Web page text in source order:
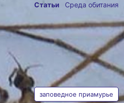
Статьи Среда обитания
ОПУБЛИКОВАНО
14 августа 2024 г., 12:10
ТЕГИ
заповедное приамурье